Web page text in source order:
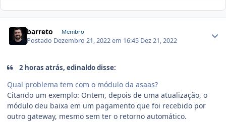
barreto Membro
Postado Dezembro 21, 2022 em 16:45 Dez 21, 2022
2 horas atrás, edinaldo disse:
Qual problema tem com o módulo da asaas?
Citando um exemplo: Ontem, depois de uma atualização, o
módulo deu baixa em um pagamento que foi recebido por
outro gateway, mesmo sem ter o retorno automático.